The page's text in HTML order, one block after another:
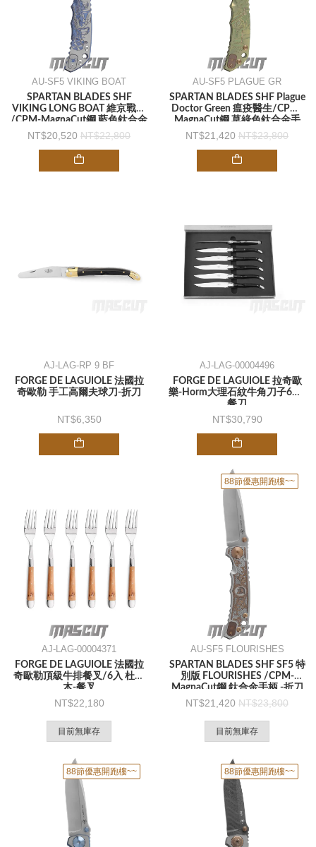
AU-SF5 VIKING BOAT
SPARTAN BLADES SHF
VIKING LONG BOAT 維京戰船
/CPM-MagnaCut鋼 藍色鈦合金
手柄-折刀
20,520 22,800
AU-SF5 PLAGUE GR
SPARTAN BLADES SHF Plague
Doctor Green 瘟疫醫生/CPM-
MagnaCut鋼 草綠色鈦合金手
柄-折刀
21,420 23,800
AJ-LAG-RP 9 BF
FORGE DE LAGUIOLE 法國拉
奇歐勒 手工高爾夫球刀-折刀
6,350
AJ-LAG-00004496
FORGE DE LAGUIOLE 拉奇歐
樂-Horm大理石紋牛角刀子6入-
餐刀
30,790
AJ-LAG-00004371
FORGE DE LAGUIOLE 法國拉
奇歐勒頂級牛排餐叉/6入 杜松
木-餐叉
22,180
目前無庫存
88節優惠開跑樓~~
AU-SF5 FLOURISHES
SPARTAN BLADES SHF SF5 特
別版 FLOURISHES /CPM-
MagnaCut鋼 鈦合金手柄 -折刀
21,420 23,800
目前無庫存
88節優惠開跑樓~~ 88節優惠開跑樓~~